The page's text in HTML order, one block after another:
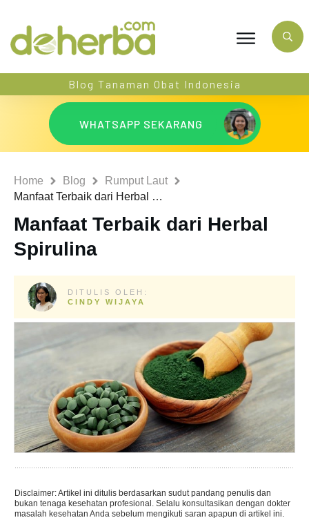
Blog Tanaman Obat Indonesia
WHATSAPP SEKARANG
Home Blog
Rumput Laut
Manfaat Terbaik dari Herbal Spirulina
Manfaat Terbaik dari Herbal
Spirulina
DITULIS OLEH:
CINDY WIJAYA
Disclaimer: Artikel ini ditulis berdasarkan sudut pandang penulis dan
bukan tenaga kesehatan profesional. Selalu konsultasikan dengan dokter
masalah kesehatan Anda sebelum mengikuti saran apapun di artikel ini.